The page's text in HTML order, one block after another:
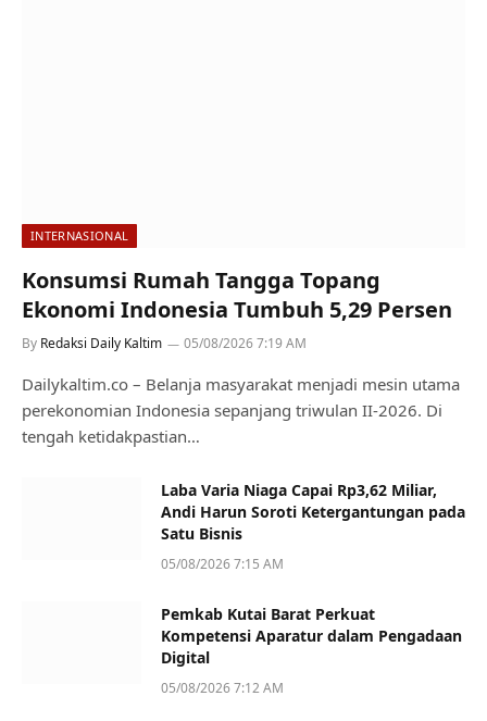
INTERNASIONAL
Konsumsi Rumah Tangga Topang
Ekonomi Indonesia Tumbuh 5,29 Persen
By Redaksi Daily Kaltim 05/08/2026 7:19 AM
Dailykaltim.co – Belanja masyarakat menjadi mesin utama
perekonomian Indonesia sepanjang triwulan II-2026. Di
tengah ketidakpastian…
Laba Varia Niaga Capai Rp3,62 Miliar,
Andi Harun Soroti Ketergantungan pada
Satu Bisnis
05/08/2026 7:15 AM
Pemkab Kutai Barat Perkuat
Kompetensi Aparatur dalam Pengadaan
Digital
05/08/2026 7:12 AM